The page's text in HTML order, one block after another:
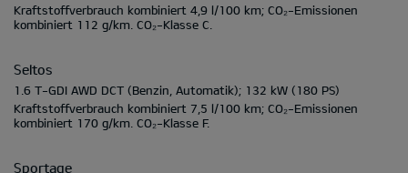
Kraftstoffverbrauch kombiniert 4,9 l/100 km; CO₂-Emissionen
kombiniert 112 g/km. CO₂-Klasse C.
Seltos
1.6 T-GDI AWD DCT (Benzin, Automatik); 132 kW (180 PS)
Kraftstoffverbrauch kombiniert 7,5 l/100 km; CO₂-Emissionen
kombiniert 170 g/km. CO₂-Klasse F.
Sportage